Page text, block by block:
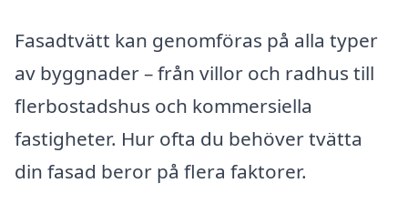
Fasadtvätt kan genomföras på alla typer
av byggnader – från villor och radhus till
flerbostadshus och kommersiella
fastigheter. Hur ofta du behöver tvätta
din fasad beror på flera faktorer.